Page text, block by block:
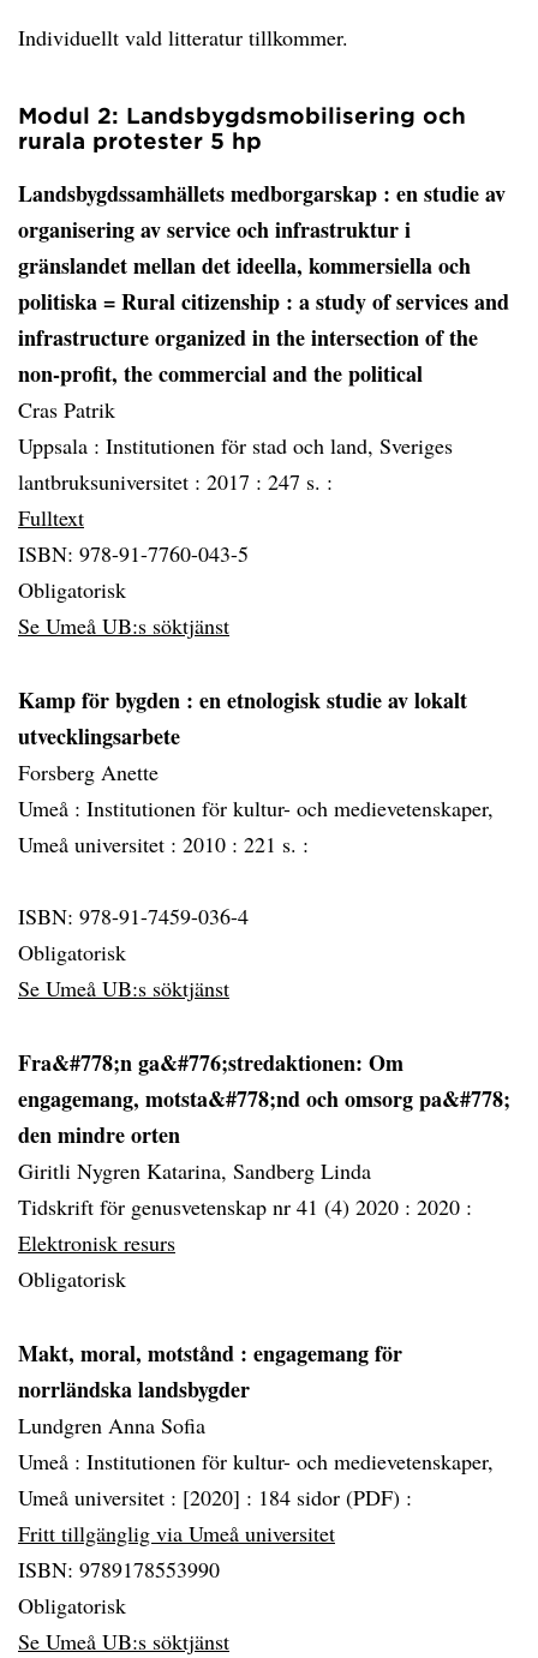
Individuellt vald litteratur tillkommer.
Modul 2: Landsbygdsmobilisering och
rurala protester 5 hp
Landsbygdssamhällets medborgarskap : en studie av
organisering av service och infrastruktur i
gränslandet mellan det ideella, kommersiella och
politiska = Rural citizenship : a study of services and
infrastructure organized in the intersection of the
non-profit, the commercial and the political
Cras Patrik
Uppsala : Institutionen för stad och land, Sveriges
lantbruksuniversitet : 2017 : 247 s. :
Fulltext
ISBN: 978-91-7760-043-5
Obligatorisk
Se Umeå UB:s söktjänst
Kamp för bygden : en etnologisk studie av lokalt
utvecklingsarbete
Forsberg Anette
Umeå : Institutionen för kultur- och medievetenskaper,
Umeå universitet : 2010 : 221 s. :
ISBN: 978-91-7459-036-4
Obligatorisk
Se Umeå UB:s söktjänst
Fra&#778;n ga&#776;stredaktionen: Om
engagemang, motsta&#778;nd och omsorg pa&#778;
den mindre orten
Giritli Nygren Katarina, Sandberg Linda
Tidskrift för genusvetenskap nr 41 (4) 2020 : 2020 :
Elektronisk resurs
Obligatorisk
Makt, moral, motstånd : engagemang för
norrländska landsbygder
Lundgren Anna Sofia
Umeå : Institutionen för kultur- och medievetenskaper,
Umeå universitet : [2020] : 184 sidor (PDF) :
Fritt tillgänglig via Umeå universitet
ISBN: 9789178553990
Obligatorisk
Se Umeå UB:s söktjänst